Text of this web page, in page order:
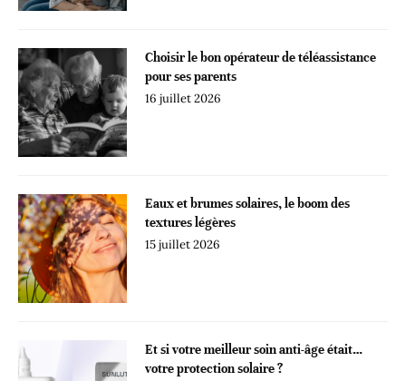
Choisir le bon opérateur de téléassistance
pour ses parents
16 juillet 2026
Eaux et brumes solaires, le boom des
textures légères
15 juillet 2026
Et si votre meilleur soin anti-âge était…
votre protection solaire ?